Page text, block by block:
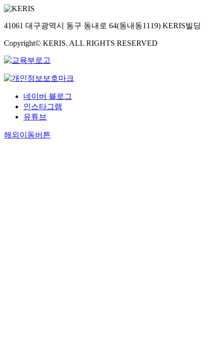
41061 대구광역시 동구 동내로 64(동내동1119) KERIS빌딩
Copyright© KERIS. ALL RIGHTS RESERVED
네이버 블로그
인스타그램
유튜브
해외이동버튼